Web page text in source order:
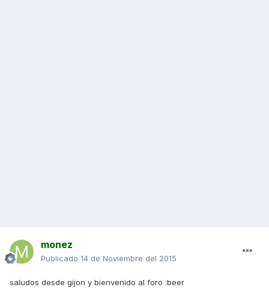
monez
Publicado 14 de Noviembre del 2015
saludos desde gijon y bienvenido al foro :beer